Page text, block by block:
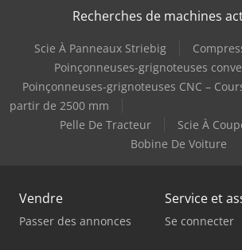
Recherches de machines
Scie À Panneaux Striebig
Poinçonneuses-grignoteuses
Poinçonneuses-grignoteuses CNC –
partir de 2500 mm
Pelle De Tracteur
Scie À
Bobine De Voiture
Vendre
Passer des annonces
Service et
Se connecter